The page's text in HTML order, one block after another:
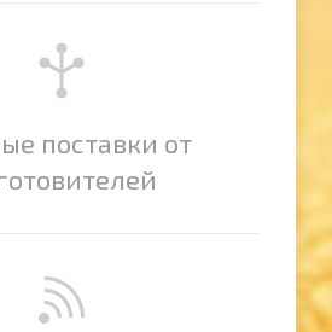
поставки от